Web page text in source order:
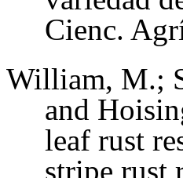
Cienc.
William, M.;
and
leaf rust
stripe rust